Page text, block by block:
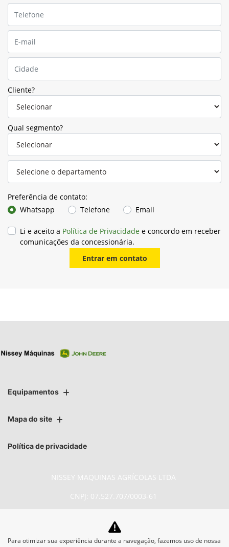
Cliente?
Qual segmento?
Preferência de contato:
Whatsapp
Telefone Email
Li e aceito a Política de Privacidade e concordo em receber
comunicações da concessionária.
Entrar em contato
Equipamentos
Mapa do site
Política de privacidade
NISSEY MAQUINAS AGRÍCOLAS LTDA
CNPJ: 07.527.707/0003-61
No trânsito, enxergar o outro salva
Para otimizar sua experiência durante a navegação, fazemos uso de nossa